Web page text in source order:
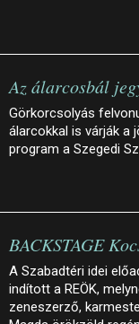
Az álarcosbál
Görkorcsolyás
álarcokkal is várják a
program a Szegedi
BACKSTAGE
A Szabadtéri idei
indított a REÖK,
zeneszerző,